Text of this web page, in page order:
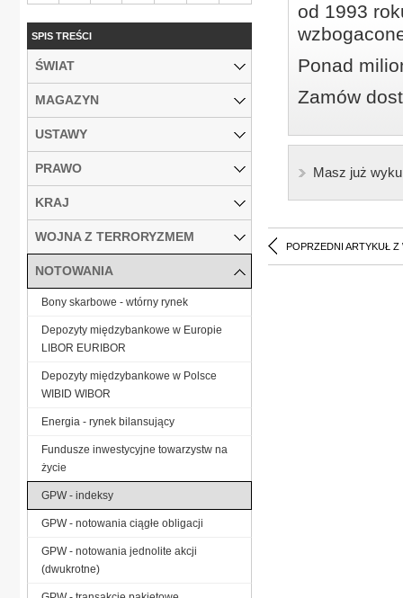
od 1993
Ponad
Zamów
Masz już
POPRZEDNI ARTYKUŁ Z
SPIS TREŚCI
ŚWIAT
MAGAZYN
USTAWY
PRAWO
KRAJ
WOJNA Z TERRORYZMEM
NOTOWANIA
Bony skarbowe - wtórny rynek
Depozyty międzybankowe w Europie
LIBOR EURIBOR
Depozyty międzybankowe w Polsce
WIBID WIBOR
Energia - rynek bilansujący
Fundusze inwestycyjne towarzystw na
życie
GPW - indeksy
GPW - notowania ciągłe obligacji
GPW - notowania jednolite akcji
(dwukrotne)